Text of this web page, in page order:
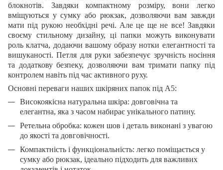
блокнотів. Завдяки компактному розміру, вони легко
вміщуються у сумку або рюкзак, дозволяючи вам завжди
мати під рукою необхідні речі. Але це ще не все! Завдяки
своєму стильному дизайну, ці папки можуть виконувати
роль клатча, додаючи вашому образу нотки елегантності та
вишуканості. Петля для руки забезпечує зручність носіння
та додаткову безпеку, дозволяючи вам тримати папку під
контролем навіть під час активного руху.
Основні переваги наших шкіряних папок під А5:
Високоякісна натуральна шкіра: довговічна та
елегантна, яка з часом набирає унікального патину.
Ретельна обробка: кожен шов і деталь виконані з увагою
до якості та довговічності.
Компактність і функціональність: легко поміщається у
сумку або рюкзак, ідеально підходить для важливих